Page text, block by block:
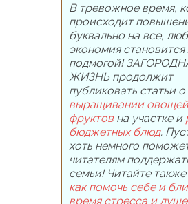
В тревожное время,
происходит
буквально на все,
экономия
подмогой!
ЖИЗНЬ продолжит
публиковать статьи о
выращивании
фруктовна участке и
бюджетных блюд.
хоть немного
читателям
семьи! Читайте
как помочь себе и
время стресса и